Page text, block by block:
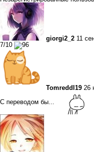
giorgi2_2 11
7/10
Tomreddl19 26
С переводом бы...